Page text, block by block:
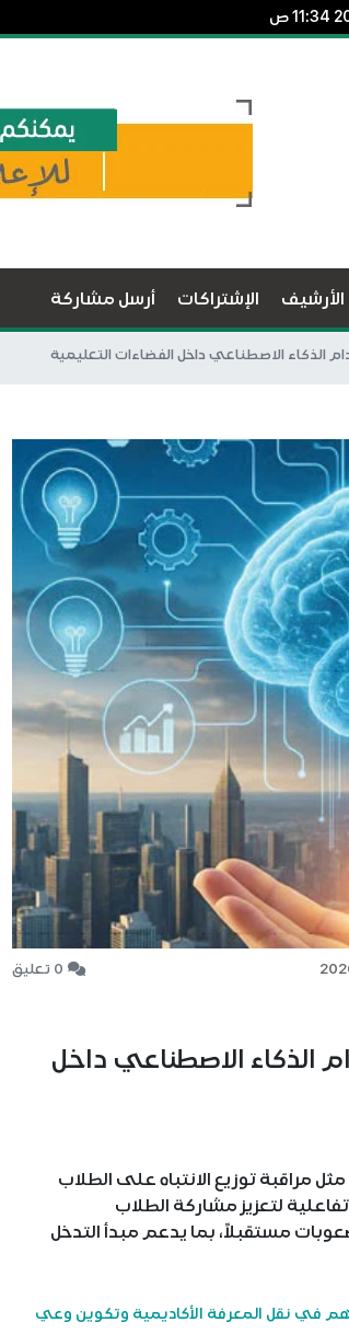
الأرشيف الإشتراكات أرسل مشاركة
الذكاء الاصطناعي داخل الفضاءات التعليمية
0 تعليق
الذكاء الاصطناعي داخل
مراقبة توزيع الانتباه على الطلاب
لتعزيز مشاركة الطلاب
مستقبلاً، بما يدعم مبدأ التدخل
في نقل المعرفة الأكاديمية وتكوين وعي